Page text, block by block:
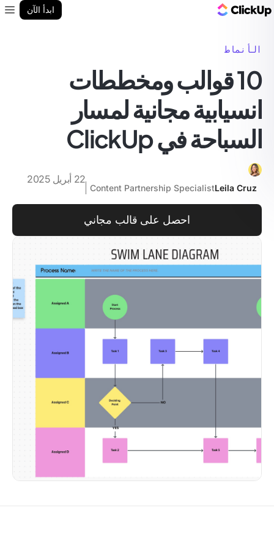
ابدأ الآن
الأنماط
10 قوالب ومخططات
انسيابية مجانية لمسار
السباحة في ClickUp
Leila Cruz
Content Partnership Specialist
22 أبريل 2025
احصل على قالب مجاني